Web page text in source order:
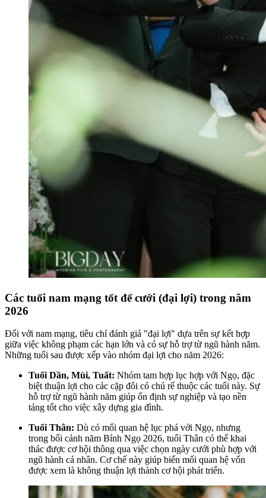
Các tuổi nam mạng tốt để cưới (đại lợi) trong năm
2026
Đối với nam mạng, tiêu chí đánh giá "đại lợi" dựa trên sự kết hợp
giữa việc không phạm các hạn lớn và có sự hỗ trợ từ ngũ hành năm.
Những tuổi sau được xếp vào nhóm đại lợi cho năm 2026:
Tuổi Dần, Mùi, Tuất: Nhóm tam hợp lục hợp với Ngọ, đặc
biệt thuận lợi cho các cặp đôi có chú rể thuộc các tuổi này. Sự
hỗ trợ từ ngũ hành năm giúp ổn định sự nghiệp và tạo nền
tảng tốt cho việc xây dựng gia đình.
Tuổi Thân: Dù có mối quan hệ lục phá với Ngọ, nhưng
trong bối cảnh năm Bính Ngọ 2026, tuổi Thân có thể khai
thác được cơ hội thông qua việc chọn ngày cưới phù hợp với
ngũ hành cá nhân. Cơ chế này giúp biến mối quan hệ vốn
được xem là không thuận lợi thành cơ hội phát triển.